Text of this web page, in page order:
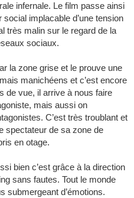
infernale. Le film passe ainsi
implacable d’une tension
très malin sur le regard de la
sociaux.
la zone grise et le prouve une
manichéens et c’est encore
de vue, il arrive à nous faire
mais aussi on
C’est très troublant et
spectateur de sa zone de
en otage.
bien c’est grâce à la direction
sans fautes. Tout le monde
submergeant d’émotions.